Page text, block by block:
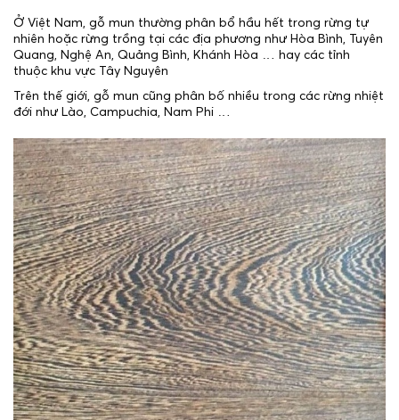
Ở Việt Nam, gỗ mun thường phân bổ hầu hết trong rừng tự
nhiên hoặc rừng trồng tại các địa phương như Hòa Bình, Tuyên
Quang, Nghệ An, Quảng Bình, Khánh Hòa … hay các tỉnh
thuộc khu vực Tây Nguyên
Trên thế giới, gỗ mun cũng phân bố nhiều trong các rừng nhiệt
đới như Lào, Campuchia, Nam Phi …